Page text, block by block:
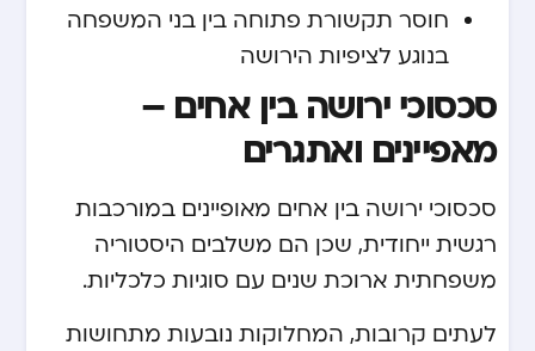
חוסר תקשורת פתוחה בין בני המשפחה
בנוגע לציפיות הירושה
סכסוכי ירושה בין אחים –
מאפיינים ואתגרים
סכסוכי ירושה בין אחים מאופיינים במורכבות
רגשית ייחודית, שכן הם משלבים היסטוריה
משפחתית ארוכת שנים עם סוגיות כלכליות.
לעתים קרובות, המחלוקות נובעות מתחושות